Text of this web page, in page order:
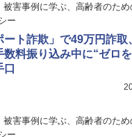
被害事例に学ぶ、高齢者のた
ー
ート詐欺」で49万円詐取
数料振り込み中に“ゼロ
口
被害事例に学ぶ、高齢者のた
ー